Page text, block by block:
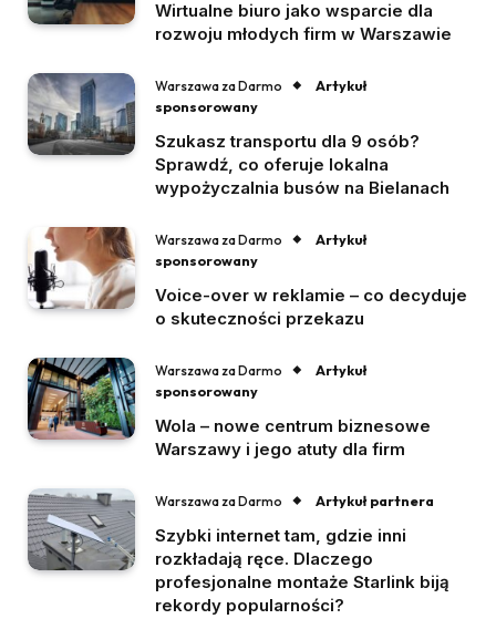
Wirtualne biuro jako wsparcie dla
rozwoju młodych firm w Warszawie
Warszawa za Darmo
Artykuł
sponsorowany
Szukasz transportu dla 9 osób?
Sprawdź, co oferuje lokalna
wypożyczalnia busów na Bielanach
Warszawa za Darmo
Artykuł
sponsorowany
Voice-over w reklamie – co decyduje
o skuteczności przekazu
Warszawa za Darmo
Artykuł
sponsorowany
Wola – nowe centrum biznesowe
Warszawy i jego atuty dla firm
Warszawa za Darmo Artykuł partnera
Szybki internet tam, gdzie inni
rozkładają ręce. Dlaczego
profesjonalne montaże Starlink biją
rekordy popularności?